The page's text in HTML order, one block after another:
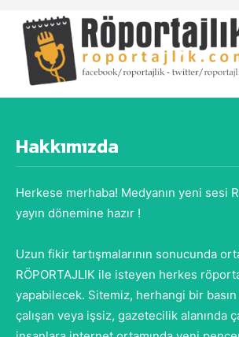
Hakkımızda
Herkese merhaba! Medyanın yeni sesi
yayın dönemine hazır !
Uzun fikir tartışmalarının sonucunda
RÖPORTAJLIK ile isteyen herkes
yapabilecek. Sitemiz, herhangi bir
çalışan veya işsiz, gazetecilik alanında